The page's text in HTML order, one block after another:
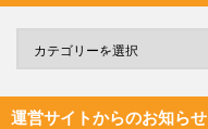
運営サイトからのお知らせ